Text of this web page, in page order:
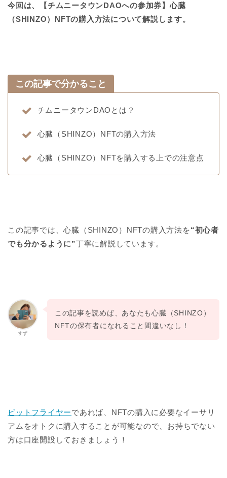
今回は、【チムニータウンDAOへの参加券】心臓
（SHINZO）NFTの購入方法について解説します。
この記事で分かること
チムニータウンDAOとは？
心臓（SHINZO）NFTの購入方法
心臓（SHINZO）NFTを購入する上での注意点
この記事では、心臓（SHINZO）NFTの購入方法を“初心者
でも分かるように”丁寧に解説しています。
すず
この記事を読めば、あなたも心臓（SHINZO）
NFTの保有者になれること間違いなし！
ビットフライヤーであれば、NFTの購入に必要なイーサリ
アムをオトクに購入することが可能なので、お持ちでない
方は口座開設しておきましょう！